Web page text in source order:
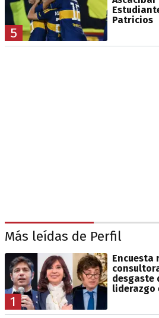
5
Patricios
Más leídas de Perfil
1
Encuesta
desgaste
liderazgo